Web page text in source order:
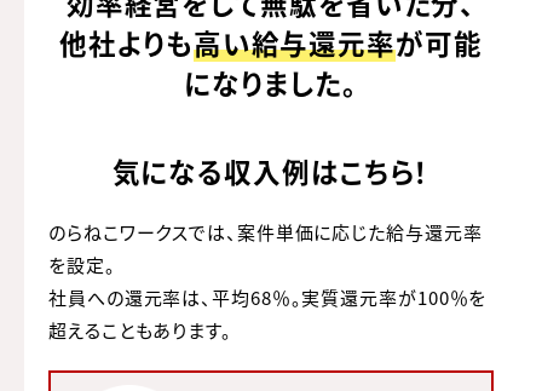
他社よりも高い給与還元率が可能
になりました。
気になる収入例はこちら！
のらねこワークスでは、案件単価に応じた給与還元率
を設定。
社員への還元率は、平均68％。実質還元率が100％を
超えることもあります。